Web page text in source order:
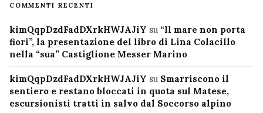
COMMENTI RECENTI
kimQqpDzdFadDXrkHWJAJiY su “Il mare non porta
fiori”, la presentazione del libro di Lina Colacillo
nella “sua” Castiglione Messer Marino
kimQqpDzdFadDXrkHWJAJiY su Smarriscono il
sentiero e restano bloccati in quota sul Matese,
escursionisti tratti in salvo dal Soccorso alpino